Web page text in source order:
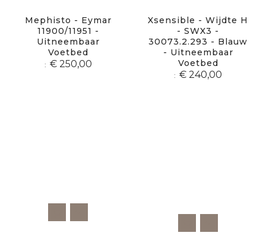
Mephisto - Eymar
11900/11951 -
Uitneembaar
Voetbed
€ 250,00
Xsensible - Wijdte H
- SWX3 -
30073.2.293 - Blauw
- Uitneembaar
Voetbed
€ 240,00